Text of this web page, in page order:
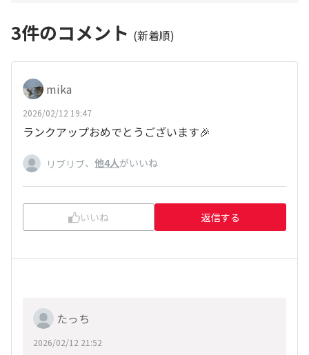
3件のコメント (新着順)
mika
2026/02/12 19:47
ランクアップおめでとうございます🎉
リブリブ、 他4人がいいね
いいね 返信する
たっち
2026/02/12 21:52